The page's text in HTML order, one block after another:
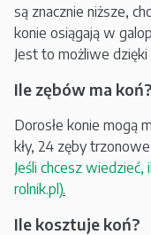
są znacznie niższe,
konie osiągają w
Jest to możliwe
Ile zębów ma koń?
Dorosłe konie mogą
kły, 24 zęby
Jeśli chcesz
rolnik.pl).
Ile kosztuje koń?